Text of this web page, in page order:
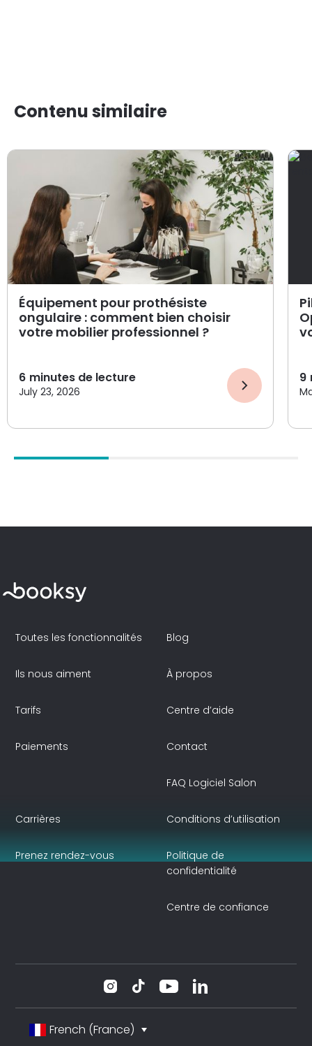
Contenu similaire
Équipement pour prothésiste
ongulaire : comment bien choisir
votre mobilier professionnel ?
6 minutes de lecture
July 23, 2026
9
Toutes les fonctionnalités
Ils nous aiment
Tarifs
Paiements
Blog
À propos
Centre d’aide
Contact
FAQ Logiciel Salon
Carrières
Prenez rendez-vous
Conditions d’utilisation
Politique de
confidentialité
Centre de confiance
French (France)